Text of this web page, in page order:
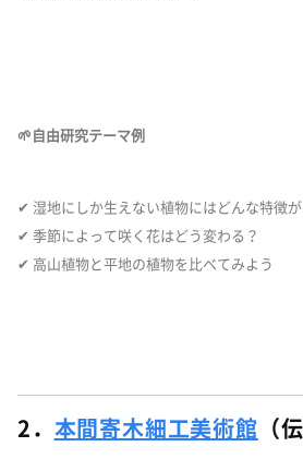
🌱自由研究テーマ例
✔ 湿地にしか生えない植物にはどんな特徴が
✔ 季節によって咲く花はどう変わる？
✔ 高山植物と平地の植物を比べてみよう
2． 本間寄木細工美術館 （